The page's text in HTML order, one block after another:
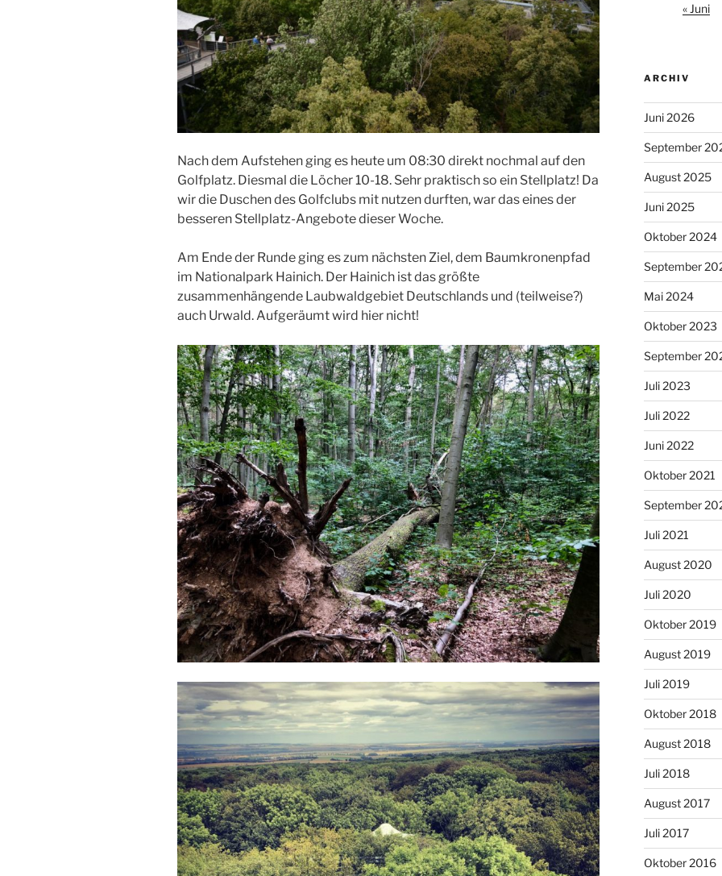
Nach dem Aufstehen ging es heute um 08:30 direkt nochmal auf den
Golfplatz. Diesmal die Löcher 10-18. Sehr praktisch so ein Stellplatz! Da
wir die Duschen des Golfclubs mit nutzen durften, war das eines der
besseren Stellplatz-Angebote dieser Woche.
Am Ende der Runde ging es zum nächsten Ziel, dem Baumkronenpfad
im Nationalpark Hainich. Der Hainich ist das größte
zusammenhängende Laubwaldgebiet Deutschlands und (teilweise?)
auch Urwald. Aufgeräumt wird hier nicht!
« Juni
ARCHIV
Juni 2026
September
August 2025
Juni 2025
Oktober 2024
September
Mai 2024
Oktober 2023
September
Juli 2023
Juli 2022
Juni 2022
Oktober 2021
September
Juli 2021
August 2020
Juli 2020
Oktober 2019
August 2019
Juli 2019
Oktober 2018
August 2018
Juli 2018
August 2017
Juli 2017
Oktober 2016